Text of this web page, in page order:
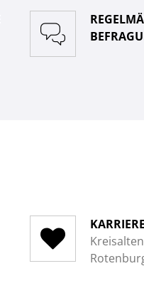
KARRIERE